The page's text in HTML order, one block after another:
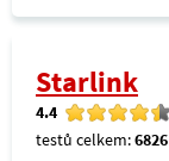
Starlink
4.4
testů celkem:6826